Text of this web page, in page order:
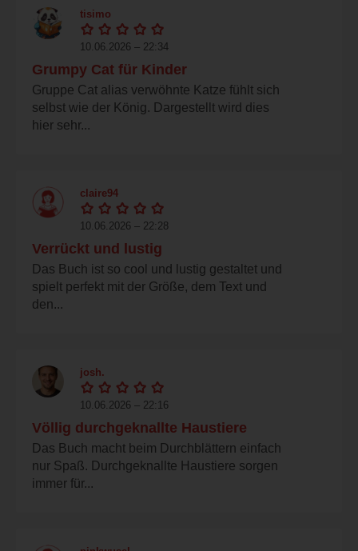
tisimo
10.06.2026 – 22:34
Grumpy Cat für Kinder
Gruppe Cat alias verwöhnte Katze fühlt sich
selbst wie der König. Dargestellt wird dies
hier sehr...
claire94
10.06.2026 – 22:28
Verrückt und lustig
Das Buch ist so cool und lustig gestaltet und
spielt perfekt mit der Größe, dem Text und
den...
josh.
10.06.2026 – 22:16
Völlig durchgeknallte Haustiere
Das Buch macht beim Durchblättern einfach
nur Spaß. Durchgeknallte Haustiere sorgen
immer für...